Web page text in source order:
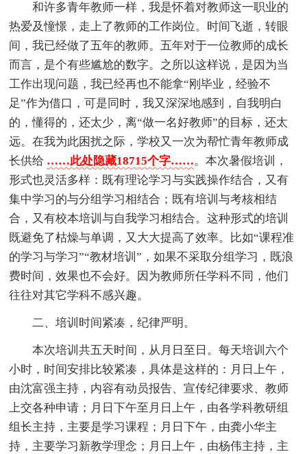
和许多青年教师一样，我是怀着对教师这一职业的
热爱及憧憬，走上了教师的工作岗位。时间飞逝，转眼
间，我已经做了五年的教师。五年对于一位教师的成长
而言，是个有些尴尬的数字。之所以这样说，是因为当
工作出现问题，我已经再也不能拿“刚毕业，经验不
足”作为借口，可是同时，我又深深地感到，自我明白
的，懂得的，还太少，离“做一名好教师”的目标，还太
远。在我为此困扰之际，学校又一次为帮忙青年教师成
长供给 ……此处隐藏18715个字……。本次暑假培训，
形式也灵活多样：既有理论学习与实践操作结合，又有
集中学习的与分组学习相结合；既有培训与考核相结
合，又有校本培训与自我学习相结合。这种形式的培训
既避免了枯燥与单调，又大大提高了效率。比如“课程准
的学习与学习”“教材培训”，如果不采取分组学习，既浪
费时间，效果也不会好。因为教师所任学科不同，他们
往往对其它学科不感兴趣。
二、培训时间紧凑，纪律严明。
本次培训共五天时间，从月日至日。每天培训六个
小时，时间安排比较紧凑，具体是这样的：月日上午，
由沈富强主持，内容有动员报告、宣传纪律要求、教师
上交各种申请；月日下午至月日上午，由各学科教研组
组长主持，主要是学习课程；月日下午，由龚小华主
持，主要学习新教学理念；月日上午，由杨伟主持，主